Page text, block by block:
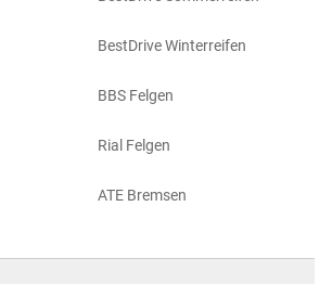
BestDrive Winterreifen
BBS Felgen
Rial Felgen
ATE Bremsen